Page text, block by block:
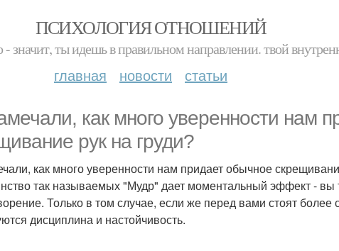
ПСИХОЛОГИЯ ОТНОШЕНИЙ
- значит, ты идешь в правильном направлении. твой
главная новости статьи
как много уверенности нам
рук на груди?
как много уверенности нам придает обычное
так называемых "Мудр" дает моментальный эффект - вы
Только в том случае, если же перед вами стоят
дисциплина и настойчивость.